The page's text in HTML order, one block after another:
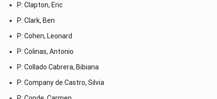
P: Clapton, Eric
P: Clark, Ben
P: Cohen, Leonard
P: Colinas, Antonio
P: Collado Cabrera, Bibiana
P: Company de Castro, Silvia